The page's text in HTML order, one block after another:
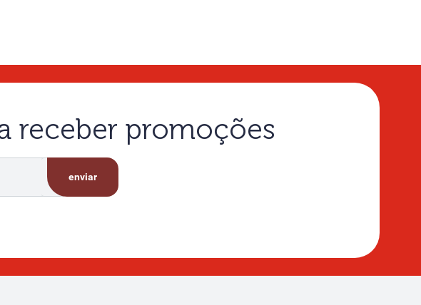
receber promoções
enviar